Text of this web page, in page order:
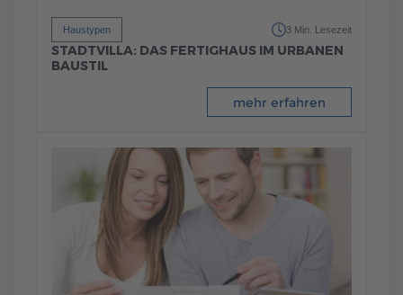
Haustypen 3 Min. Lesezeit
STADTVILLA: DAS FERTIGHAUS IM URBANEN
BAUSTIL
mehr erfahren